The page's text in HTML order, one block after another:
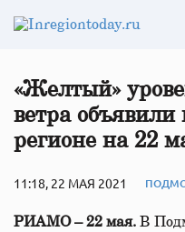
«Желтый»
ветра объявили
регионе на 22
11:18, 22 МАЯ 2021
РИАМО – 22 мая. В